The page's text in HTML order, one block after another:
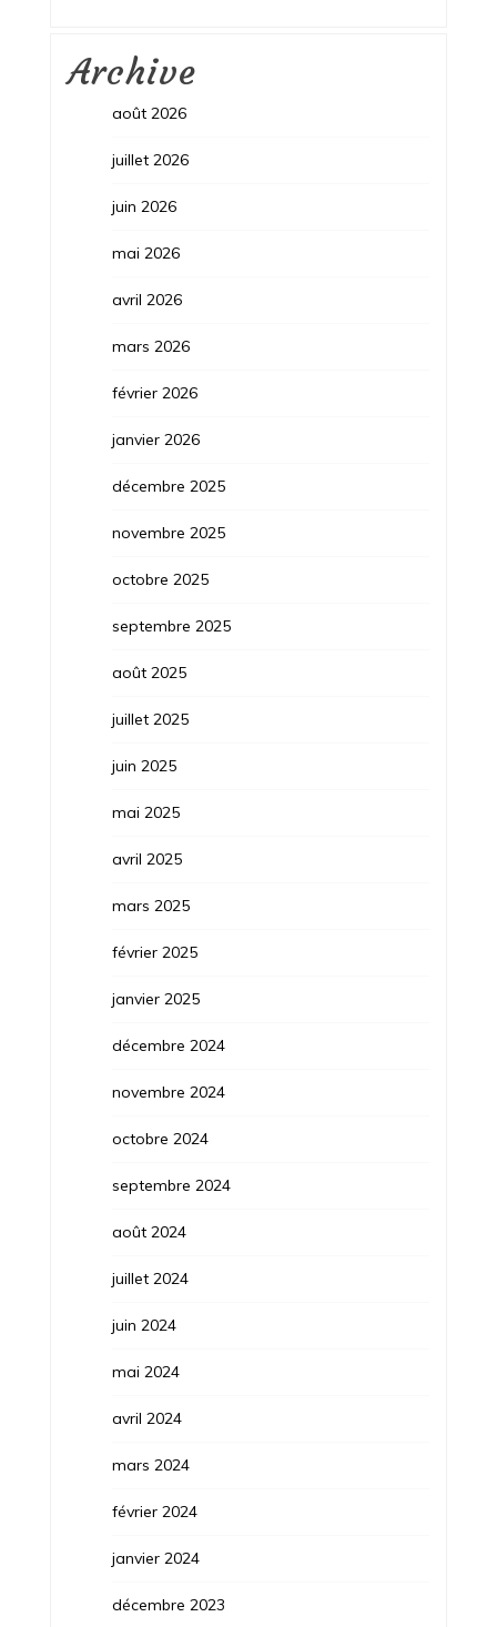
Archive
août 2026
juillet 2026
juin 2026
mai 2026
avril 2026
mars 2026
février 2026
janvier 2026
décembre 2025
novembre 2025
octobre 2025
septembre 2025
août 2025
juillet 2025
juin 2025
mai 2025
avril 2025
mars 2025
février 2025
janvier 2025
décembre 2024
novembre 2024
octobre 2024
septembre 2024
août 2024
juillet 2024
juin 2024
mai 2024
avril 2024
mars 2024
février 2024
janvier 2024
décembre 2023